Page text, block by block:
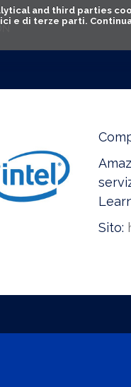
and third parties
e di terze parti.
Sito: